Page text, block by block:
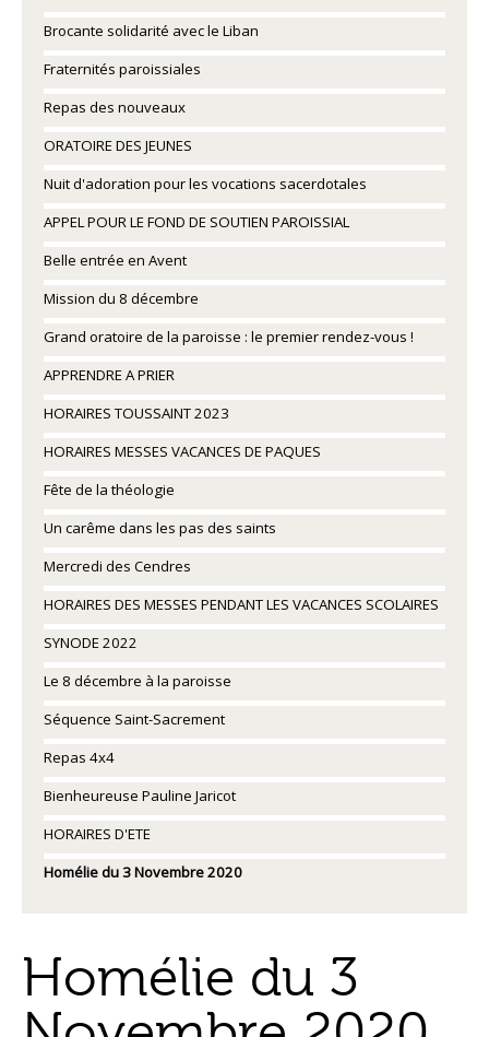
Brocante solidarité avec le Liban
Fraternités paroissiales
Repas des nouveaux
ORATOIRE DES JEUNES
Nuit d'adoration pour les vocations sacerdotales
APPEL POUR LE FOND DE SOUTIEN PAROISSIAL
Belle entrée en Avent
Mission du 8 décembre
Grand oratoire de la paroisse : le premier rendez-vous !
APPRENDRE A PRIER
HORAIRES TOUSSAINT 2023
HORAIRES MESSES VACANCES DE PAQUES
Fête de la théologie
Un carême dans les pas des saints
Mercredi des Cendres
HORAIRES DES MESSES PENDANT LES VACANCES SCOLAIRES
SYNODE 2022
Le 8 décembre à la paroisse
Séquence Saint-Sacrement
Repas 4x4
Bienheureuse Pauline Jaricot
HORAIRES D'ETE
Homélie du 3 Novembre 2020
Homélie du 3